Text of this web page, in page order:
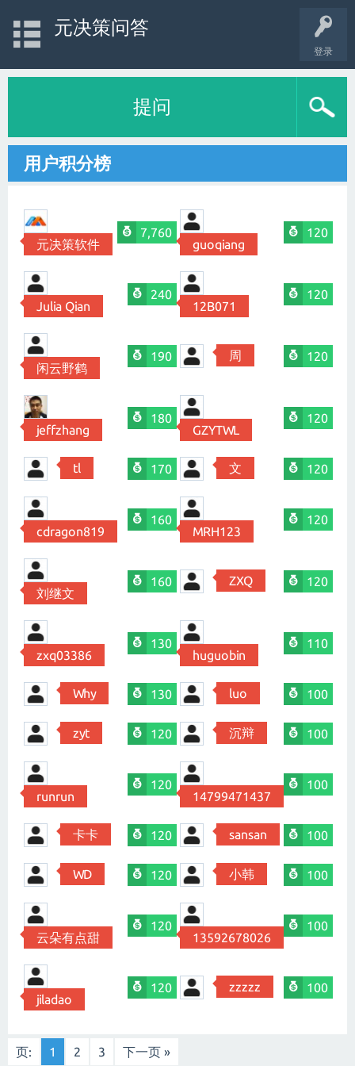
登录
元决策问答
提问
用户积分榜
元决策软件
7,760
guoqiang
120
Julia Qian
240
12B071
120
闲云野鹤
190 周 120
jeffzhang
180
GZYTWL
120
tl 170 文 120
cdragon819
160
MRH123
120
刘继文
160 ZXQ 120
zxq03386
130
huguobin
110
Why 130 luo 100
zyt 120 沉辩 100
runrun
120
14799471437
100
卡卡 120 sansan 100
WD 120 小韩 100
云朵有点甜
120
13592678026
100
jiladao
120 zzzzz 100
页: 1 2 3 下一页 »